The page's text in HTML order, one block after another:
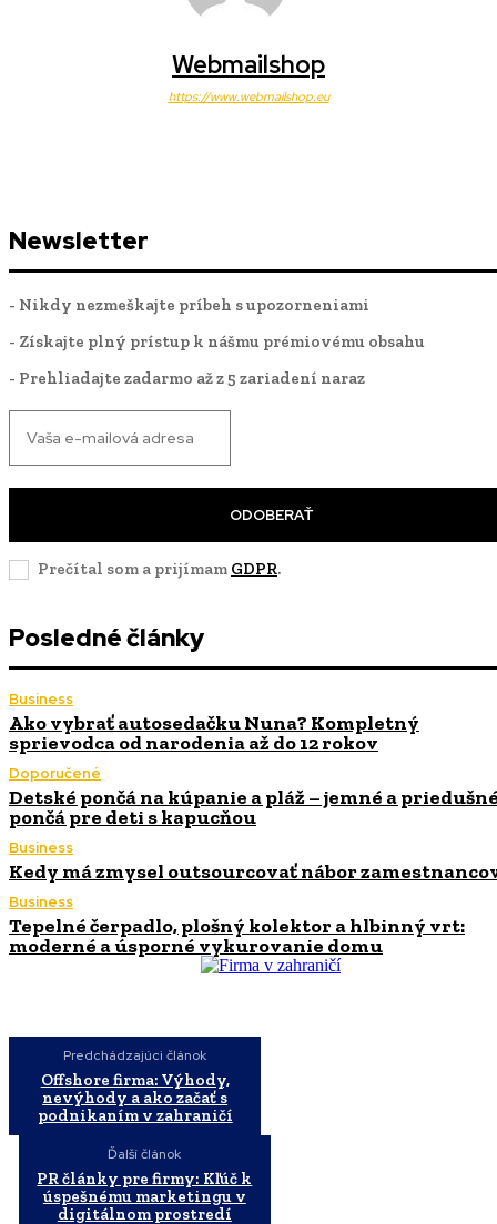
Webmailshop
https://www.webmailshop.eu
Newsletter
- Nikdy nezmeškajte príbeh s upozorneniami
- Získajte plný prístup k nášmu prémiovému obsahu
- Prehliadajte zadarmo až z 5 zariadení naraz
ODOBERAŤ
Prečítal som a prijímam GDPR.
Posledné články
Business
Ako vybrať autosedačku Nuna? Kompletný
sprievodca od narodenia až do 12 rokov
Doporučené
Detské pončá na kúpanie a pláž – jemné a
pončá pre deti s kapucňou
Business
Kedy má zmysel outsourcovať nábor
Business
Tepelné čerpadlo, plošný kolektor a hlbinný vrt:
moderné a úsporné vykurovanie domu
Predchádzajúci článok
Offshore firma: Výhody,
nevýhody a ako začať s
podnikaním v zahraničí
Ďalší článok
PR články pre firmy: Kľúč k
úspešnému marketingu v
digitálnom prostredí